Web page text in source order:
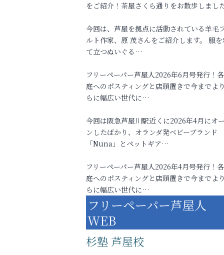
をご紹介！茶屋さくら通りをお散歩しまし
今回は、芦屋を拠点に活動されている羊毛
ルト作家、原 茂さんをご紹介します。 服を
て立つぬいぐる…
フリーペーパー芦屋人2026年6月号発行！
庭へのポスティングと店頭置きで今までよ
らに幅広い世代に…
今回は阪急芦屋川駅近くに2026年4月にオ
ンしたばかり、オランダ発ベビーブランド
「Nuna」とペットギア…
フリーペーパー芦屋人2026年4月号発行！
庭へのポスティングと店頭置きで今までよ
らに幅広い世代に…
フリーペーパー芦屋人
WEB
杉塾 芦屋校